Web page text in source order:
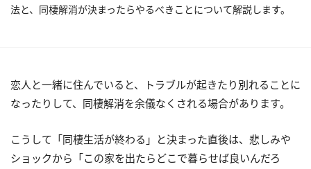
法と、同棲解消が決まったらやるべきことについて解説します。
恋人と一緒に住んでいると、トラブルが起きたり別れることに
なったりして、同棲解消を余儀なくされる場合があります。
こうして「同棲生活が終わる」と決まった直後は、悲しみや
ショックから「この家を出たらどこで暮らせば良いんだろ